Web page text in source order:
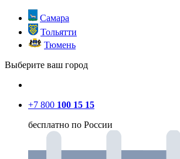
Самара
Тольятти
Тюмень
Выберите ваш город
+7 800 100 15 15
бесплатно по России